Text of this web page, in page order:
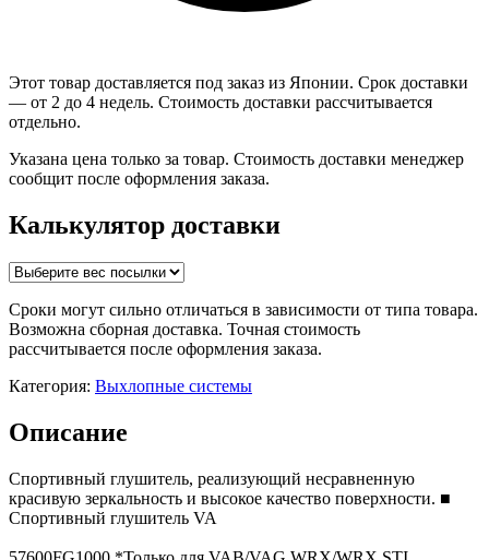
Этот товар доставляется под заказ из Японии. Срок доставки
— от 2 до 4 недель. Стоимость доставки рассчитывается
отдельно.
Указана цена только за товар. Стоимость доставки менеджер
сообщит после оформления заказа.
Калькулятор доставки
Сроки могут сильно отличаться в зависимости от типа товара.
Возможна сборная доставка. Точная стоимость
рассчитывается после оформления заказа.
Категория: Выхлопные системы
Описание
Спортивный глушитель, реализующий несравненную
красивую зеркальность и высокое качество поверхности. ■
Спортивный глушитель VA